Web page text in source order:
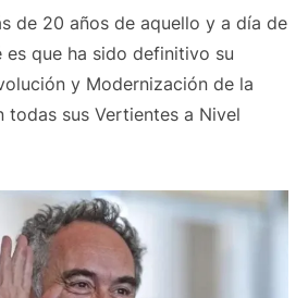
de 20 años de aquello y a día de
es que ha sido definitivo su
y Modernización de la
todas sus Vertientes a Nivel